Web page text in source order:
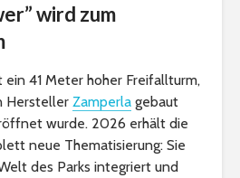
wird zum
ein 41 Meter hoher Freifallturm,
Hersteller Zamperla gebaut
wurde. 2026 erhält die
neue Thematisierung: Sie
des Parks integriert und